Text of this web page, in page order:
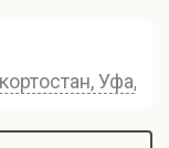
Уфа,